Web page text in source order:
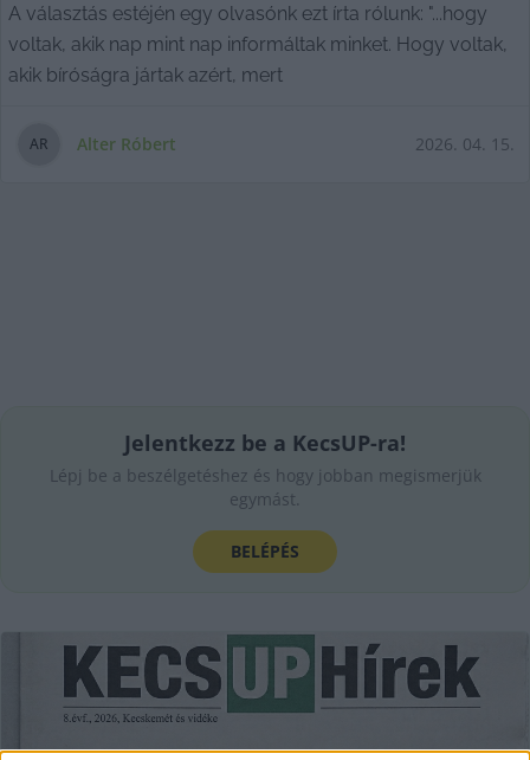
A választás estéjén egy olvasónk ezt írta rólunk: "...hogy
voltak, akik nap mint nap informáltak minket. Hogy voltak,
akik bíróságra jártak azért, mert
AR Alter Róbert 2026. 04. 15.
Jelentkezz be a KecsUP-ra!
Lépj be a beszélgetéshez és hogy jobban megismerjük
egymást.
BELÉPÉS